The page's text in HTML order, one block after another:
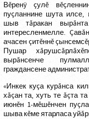
Вĕренÿ çулĕ
пуçланнине шута илсе,
шыв тăракан
интересленмелле.
ачасен çитĕннĕ
Пушар
вырăнсенче
граждансене
«Инкек куçа курăнса
хăçан та, хуть те ăçта
июнĕн 1-мĕшĕнчен
шыва кĕме ятарласа